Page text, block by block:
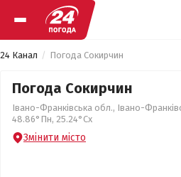
24 Канал Погода Сокирчин
Погода Сокирчин
Івано-Франківська обл., Івано-
48.86°Пн, 25.24°Сх
Змінити місто